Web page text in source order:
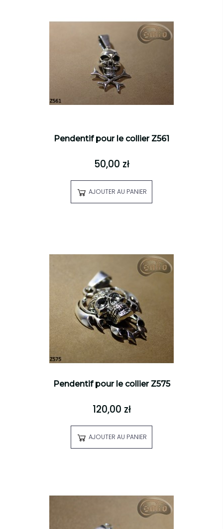
Pendentif pour le collier Z561
50,00 zł
AJOUTER AU PANIER
Pendentif pour le collier Z575
120,00 zł
AJOUTER AU PANIER